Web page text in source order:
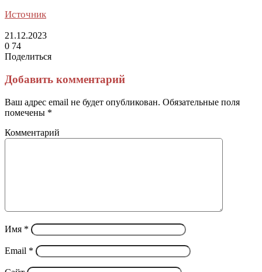
Источник
21.12.2023
0 74
Поделиться
через
электронную
почту
Добавить комментарий
Ваш адрес email не будет опубликован. Обязательные поля
помечены *
Комментарий
Имя *
Email *